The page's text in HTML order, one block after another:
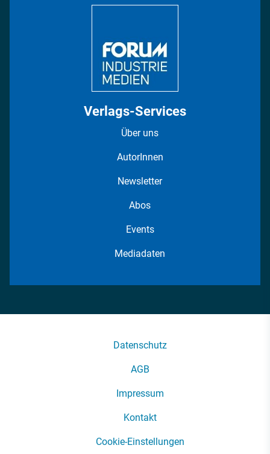
Verlags-Services
Über uns
AutorInnen
Newsletter
Abos
Events
Mediadaten
Datenschutz
AGB
Impressum
Kontakt
Cookie-Einstellungen